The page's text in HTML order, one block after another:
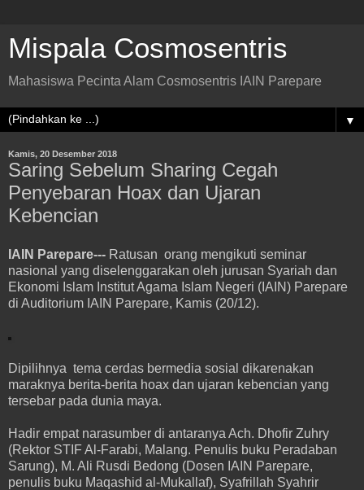
Mispala Cosmosentris
Mahasiswa Pecinta Alam Cosmosentris IAIN Parepare
▼
Kamis, 20 Desember 2018
Saring Sebelum Sharing Cegah
Penyebaran Hoax dan Ujaran
Kebencian
IAIN Parepare--- Ratusan orang mengikuti seminar
nasional yang diselenggarakan oleh jurusan Syariah dan
Ekonomi Islam Institut Agama Islam Negeri (IAIN) Parepare
di Auditorium IAIN Parepare, Kamis (20/12).
Dipilihnya tema cerdas bermedia sosial dikarenakan
maraknya berita-berita hoax dan ujaran kebencian yang
tersebar pada dunia maya.
Hadir empat narasumber di antaranya Ach. Dhofir Zuhry
(Rektor STIF Al-Farabi, Malang. Penulis buku Peradaban
Sarung), M. Ali Rusdi Bedong (Dosen IAIN Parepare,
penulis buku Maqashid al-Mukallaf), Syafrillah Syahrir